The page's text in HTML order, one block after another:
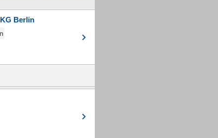
Berlin